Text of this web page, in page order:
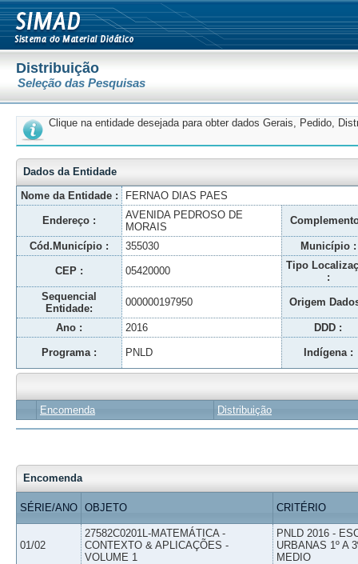
Distribuição
Seleção das Pesquisas
Clique na entidade desejada para obter dados Gerais, Pedido,
Dados da Entidade
Nome da Entidade :
FERNAO DIAS PAES
Endereço :
AVENIDA PEDROSO DE
MORAIS
Cód.Município : 355030 Município :
CEP : 05420000
Tipo
:
Sequencial
Entidade:
000000197950 Origem
Ano : 2016 DDD :
Programa : PNLD Indígena :
Encomenda Distribuição
Encomenda
SÉRIE/ANO OBJETO CRITÉRIO
01/02
27582C0201L-MATEMÁTICA -
CONTEXTO & APLICAÇÕES -
VOLUME 1
PNLD 2016 -
URBANAS 1º A
MEDIO